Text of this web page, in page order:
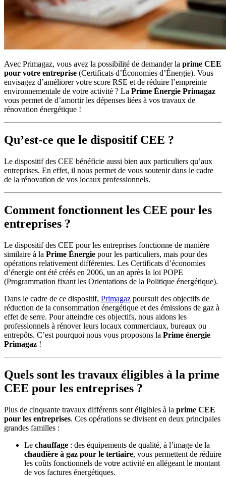
Avec Primagaz, vous avez la possibilité de demander la prime CEE
pour votre entreprise (Certificats d’Économies d’Énergie). Vous
envisagez d’améliorer votre score RSE et de réduire l’empreinte
environnementale de votre activité ? La Prime Énergie Primagaz
vous permet de d’amortir les dépenses liées à vos travaux de
rénovation énergétique !
Qu’est-ce que le dispositif CEE ?
Le dispositif des CEE bénéficie aussi bien aux particuliers qu’aux
entreprises. En effet, il nous permet de vous soutenir dans le cadre
de la rénovation de vos locaux professionnels.
Comment fonctionnent les CEE pour les
entreprises ?
Le dispositif des CEE pour les entreprises fonctionne de manière
similaire à la Prime Énergie pour les particuliers, mais pour des
opérations relativement différentes. Les Certificats d’économies
d’énergie ont été créés en 2006, un an après la loi POPE
(Programmation fixant les Orientations de la Politique énergétique).
Dans le cadre de ce dispositif, Primagaz poursuit des objectifs de
réduction de la consommation énergétique et des émissions de gaz à
effet de serre. Pour atteindre ces objectifs, nous aidons les
professionnels à rénover leurs locaux commerciaux, bureaux ou
entrepôts. C’est pourquoi nous vous proposons la Prime énergie
Primagaz !
Quels sont les travaux éligibles à la prime
CEE pour les entreprises ?
Plus de cinquante travaux différents sont éligibles à la prime CEE
pour les entreprises. Ces opérations se divisent en deux principales
grandes familles :
Le chauffage : des équipements de qualité, à l’image de la
chaudière à gaz pour le tertiaire, vous permettent de réduire
les coûts fonctionnels de votre activité en allégeant le montant
de vos factures énergétiques.